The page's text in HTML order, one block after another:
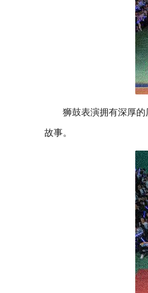
狮鼓表演拥有深厚
故事。